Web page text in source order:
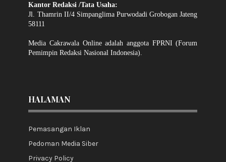
Kantor Redaksi /Tata Usaha:
Jl. Thamrin II/4 Simpanglima Purwodadi Grobogan Jateng
58111
Media Cakrawala Online adalah anggota FPRNI (Forum
Pemimpin Redaksi Nasional Indonesia).
HALAMAN
Pemasangan Iklan
Pedoman Media Siber
Privacy Policy